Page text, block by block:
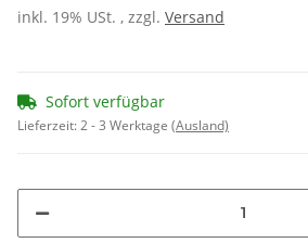
inkl. 19% USt. , zzgl. Versand
Sofort verfügbar
Lieferzeit:2 - 3 Werktage (Ausland)